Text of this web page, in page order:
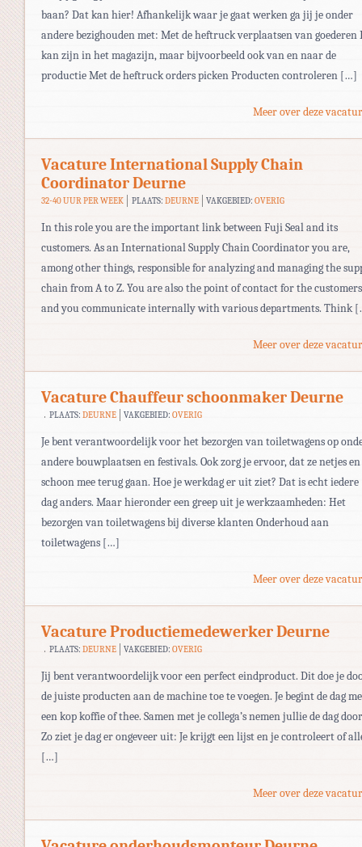
baan? Dat kan hier! Afhankelijk waar je gaat werken ga jij je onder
andere bezighouden met: Met de heftruck verplaatsen van goederen
kan zijn in het magazijn, maar bijvoorbeeld ook van en naar de
productie Met de heftruck orders picken Producten controleren […]
Meer over deze
Vacature International Supply Chain
Coordinator Deurne
32-40 UUR PER WEEK PLAATS: DEURNE VAKGEBIED:OVERIG
In this role you are the important link between Fuji Seal and its
customers. As an International Supply Chain Coordinator you are,
among other things, responsible for analyzing and managing the
chain from A to Z. You are also the point of contact for the customers
and you communicate internally with various departments. Think
Meer over deze
Vacature Chauffeur schoonmaker Deurne
PLAATS: DEURNE VAKGEBIED:OVERIG
Je bent verantwoordelijk voor het bezorgen van toiletwagens op
andere bouwplaatsen en festivals. Ook zorg je ervoor, dat ze netjes en
schoon mee terug gaan. Hoe je werkdag er uit ziet? Dat is echt iedere
dag anders. Maar hieronder een greep uit je werkzaamheden: Het
bezorgen van toiletwagens bij diverse klanten Onderhoud aan
toiletwagens […]
Meer over deze
Vacature Productiemedewerker Deurne
PLAATS: DEURNE VAKGEBIED:OVERIG
Jij bent verantwoordelijk voor een perfect eindproduct. Dit doe je
de juiste producten aan de machine toe te voegen. Je begint de dag
een kop koffie of thee. Samen met je collega’s nemen jullie de dag
Zo ziet je dag er ongeveer uit: Je krijgt een lijst en je controleert of
[…]
Meer over deze